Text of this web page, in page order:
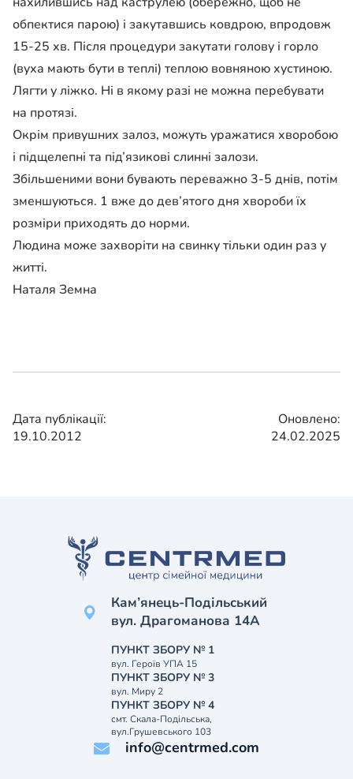
обпектися парою) і закутавшись ковдрою, впродовж
15-25 хв. Після процедури закутати голову і горло
(вуха мають бути в теплі) теплою вовняною хустиною.
Лягти у ліжко. Ні в якому разі не можна перебувати
на протязі.
Окрім привушних залоз, можуть уражатися хворобою
і підщелепні та під’язикові слинні залози.
Збільшеними вони бувають переважно 3-5 днів, потім
зменшуються. 1 вже до дев’ятого дня хвороби їх
розміри приходять до норми.
Людина може захворіти на свинку тільки один раз у
житті.
Наталя Земна
Дата публікації:
19.10.2012
Оновлено:
24.02.2025
Кам’янець-Подільський
вул. Драгоманова 14А
ПУНКТ ЗБОРУ № 1
вул. Героїв УПА 15
ПУНКТ ЗБОРУ № 3
вул. Миру 2
ПУНКТ ЗБОРУ № 4
смт. Скала-Подільська,
вул.Грушевського 103
info@centrmed.com